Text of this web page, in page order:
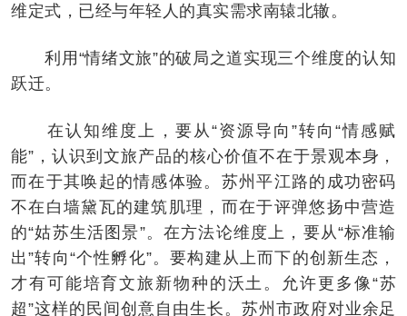
维定式，已经与年轻人的真实需求南辕北辙。
利用“情绪文旅”的破局之道实现三个维度的认知
跃迁。
在认知维度上，要从“资源导向”转向“情感赋
能”，认识到文旅产品的核心价值不在于景观本身，
而在于其唤起的情感体验。苏州平江路的成功密码
不在白墙黛瓦的建筑肌理，而在于评弹悠扬中营造
的“姑苏生活图景”。在方法论维度上，要从“标准输
出”转向“个性孵化”。要构建从上而下的创新生态，
才有可能培育文旅新物种的沃土。允许更多像“苏
超”这样的民间创意自由生长。苏州市政府对业余足